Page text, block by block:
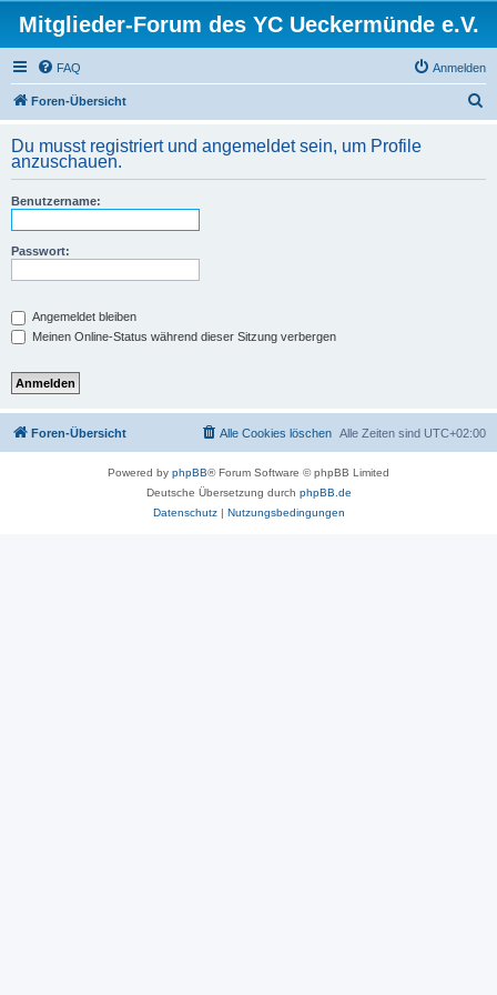
Mitglieder-Forum des YC Ueckermünde e.V.
FAQ Anmelden
Foren-Übersicht
h
Du musst registriert und angemeldet sein, um Profile
anzuschauen.
Benutzername:
Passwort:
Angemeldet bleiben
Meinen Online-Status während dieser Sitzung verbergen
Foren-Übersicht Alle Zeiten sind UTC+02:00
Alle Cookies löschen
Powered by phpBB® Forum Software © phpBB Limited
Deutsche Übersetzung durch phpBB.de
Datenschutz| Nutzungsbedingungen